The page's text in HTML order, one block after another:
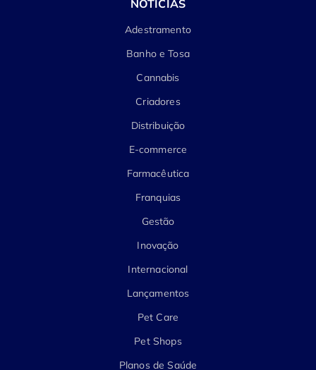
NOTÍCIAS
Adestramento
Banho e Tosa
Cannabis
Criadores
Distribuição
E-commerce
Farmacêutica
Franquias
Gestão
Inovação
Internacional
Lançamentos
Pet Care
Pet Shops
Planos de Saúde